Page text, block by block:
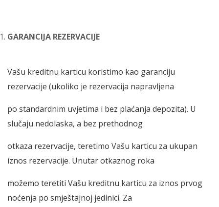
GARANCIJA REZERVACIJE
Vašu kreditnu karticu koristimo kao garanciju
rezervacije (ukoliko je rezervacija napravljena
po standardnim uvjetima i bez plaćanja depozita). U
slučaju nedolaska, a bez prethodnog
otkaza rezervacije, teretimo Vašu karticu za ukupan
iznos rezervacije. Unutar otkaznog roka
možemo teretiti Vašu kreditnu karticu za iznos prvog
noćenja po smještajnoj jedinici. Za